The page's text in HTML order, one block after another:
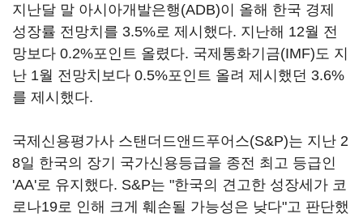
지난달 말 아시아개발은행(ADB)이 올해 한국 경제
성장률 전망치를 3.5%로 제시했다. 지난해 12월 전
망보다 0.2%포인트 올렸다. 국제통화기금(IMF)도 지
난 1월 전망치보다 0.5%포인트 올려 제시했던 3.6%
를 제시했다.
국제신용평가사 스탠더드앤드푸어스(S&P)는 지난 2
8일 한국의 장기 국가신용등급을 종전 최고 등급인
'AA'로 유지했다. S&P는 "한국의 견고한 성장세가 코
로나19로 인해 크게 훼손될 가능성은 낮다"고 판단했